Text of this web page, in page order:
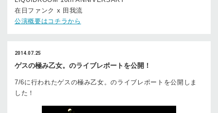
在日ファンク x 田我流
公演概要はコチラから
2014.07.25
ゲスの極み乙女。のライブレポートを公開！
7/6に行われたゲスの極み乙女。のライブレポートを公開しま
した！